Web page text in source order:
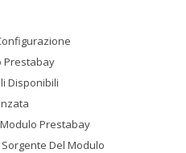
Prestabay
Disponibili
Prestabay
Del Modulo